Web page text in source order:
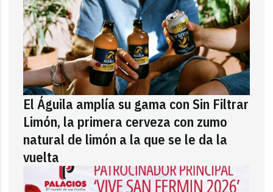
El Águila amplía su gama con Sin Filtrar
Limón, la primera cerveza con zumo
natural de limón a la que se le da la
vuelta